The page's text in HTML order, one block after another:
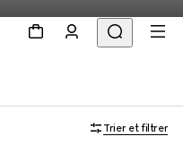
Trier et filtrer
À personnaliser avec vos initiales